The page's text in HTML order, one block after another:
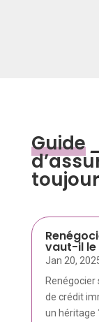
Guide
vaut-il le
Jan 20,
Renégocier
de crédit
un héritage